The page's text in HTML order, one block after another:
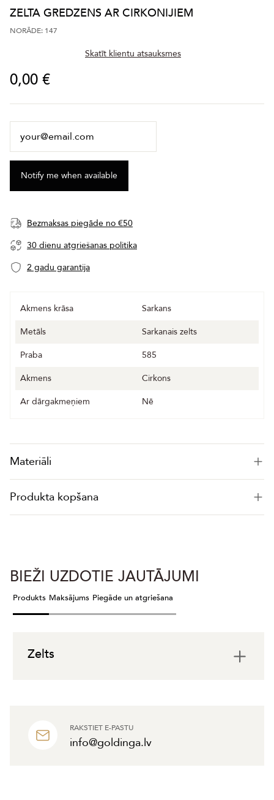
ZELTA GREDZENS AR CIRKONIJIEM
NORĀDE: 147
Skatīt klientu atsauksmes
0,00 €
Bezmaksas piegāde no €50
30 dienu atgriešanas politika
2 gadu garantija
Akmens krāsa
Sarkans
Metāls
Sarkanais zelts
Praba
585
Akmens
Cirkons
Ar dārgakmeņiem
Nē
Materiāli
Produkta kopšana
RAKSTIET E-PASTU
info@goldinga.lv
BIEŽI UZDOTIE JAUTĀJUMI
Produkts Maksājums Piegāde un atgriešana
Zelts